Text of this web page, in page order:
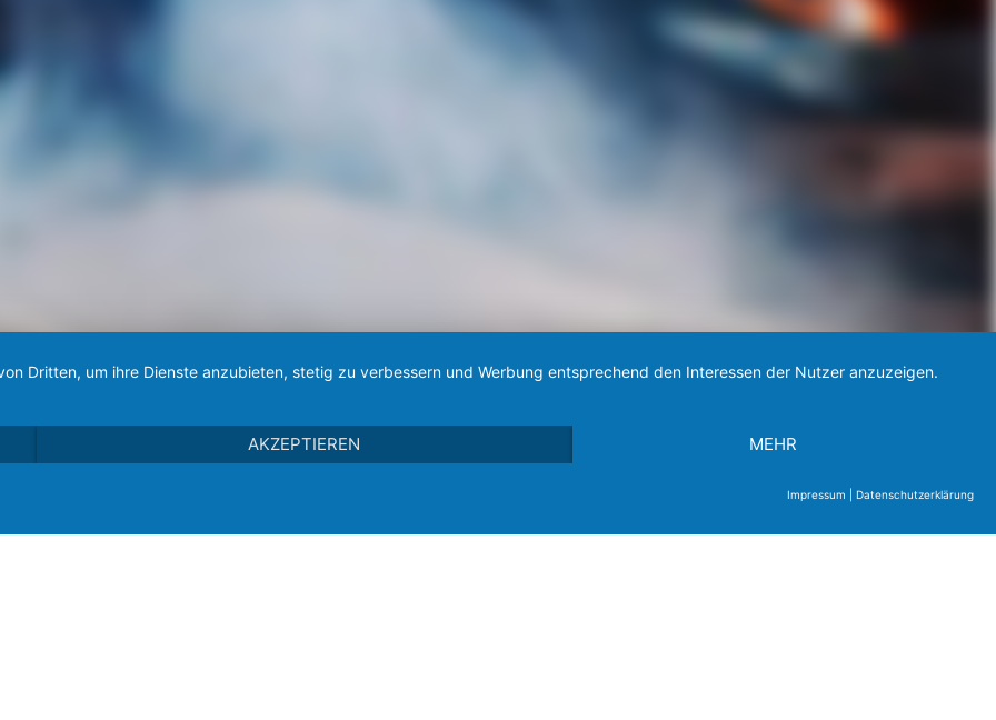
Dritten, um ihre Dienste anzubieten, stetig zu verbessern und Werbung entsprechend den Interessen der Nutzer anzuzeigen.
AKZEPTIEREN MEHR
Impressum Datenschutzerklärung